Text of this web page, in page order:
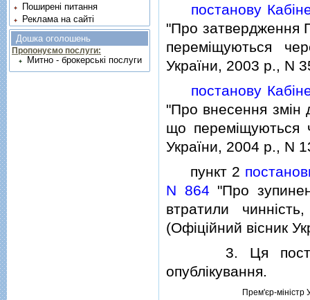
постанову
"Про затвердження
перемiщуються
України, 2003 р., N
постанову
"Про внесення змiн
що перемiщуються
України, 2004 р., N
пункт 2
N 864 "Про
втратили
(Офiцiйний вiсник
3. Ця
опублiкування.
Прем'єр-мiнiстр
Поширені питання
Реклама на сайті
Дошка оголошень
Пропонуємо послуги:
Митно - брокерські послуги